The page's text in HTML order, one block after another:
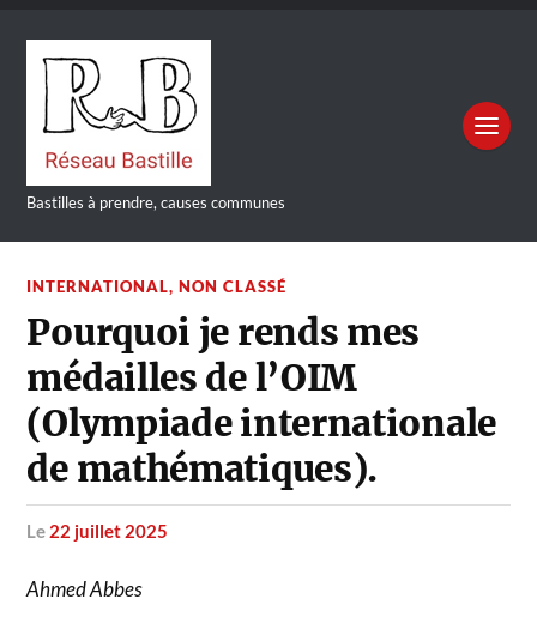
Bastilles à prendre, causes communes
INTERNATIONAL,NON CLASSÉ
Pourquoi je rends mes
médailles de l’OIM
(Olympiade internationale
de mathématiques).
le 22 juillet 2025
Ahmed Abbes